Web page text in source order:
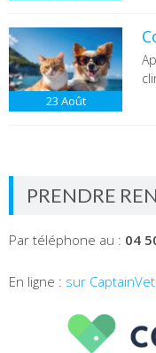
23 Août
PRENDRE
Par téléphone au : 04
En ligne : sur